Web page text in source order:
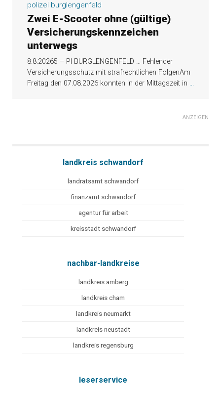
polizei burglengenfeld
Zwei E-Scooter ohne (gültige)
Versicherungskennzeichen
unterwegs
8.8.20265 – PI BURGLENGENFELD … Fehlender
Versicherungsschutz mit strafrechtlichen FolgenAm
Freitag den 07.08.2026 konnten in der Mittagszeit in ...
ANZEIGEN
landkreis schwandorf
landratsamt schwandorf
finanzamt schwandorf
agentur für arbeit
kreisstadt schwandorf
nachbar-landkreise
landkreis amberg
landkreis cham
landkreis neumarkt
landkreis neustadt
landkreis regensburg
leserservice